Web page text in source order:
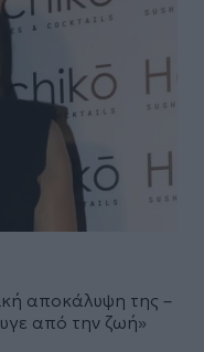
αποκάλυψη της –
από την ζωή»